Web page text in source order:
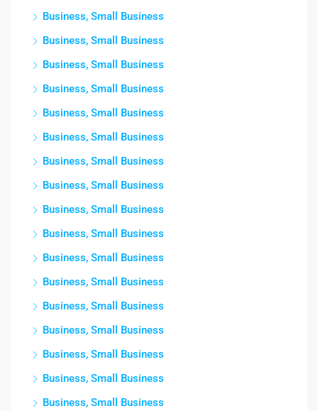
Business, Small Business
Business, Small Business
Business, Small Business
Business, Small Business
Business, Small Business
Business, Small Business
Business, Small Business
Business, Small Business
Business, Small Business
Business, Small Business
Business, Small Business
Business, Small Business
Business, Small Business
Business, Small Business
Business, Small Business
Business, Small Business
Business, Small Business